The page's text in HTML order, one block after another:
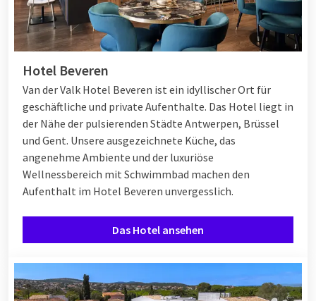
Hotel Beveren
Van der Valk Hotel Beveren ist ein idyllischer Ort für
geschäftliche und private Aufenthalte. Das Hotel liegt in
der Nähe der pulsierenden Städte Antwerpen, Brüssel
und Gent. Unsere ausgezeichnete Küche, das
angenehme Ambiente und der luxuriöse
Wellnessbereich mit Schwimmbad machen den
Aufenthalt im Hotel Beveren unvergesslich.
Das Hotel ansehen